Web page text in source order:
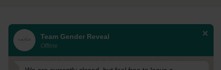
Team Gender Reveal
Offline